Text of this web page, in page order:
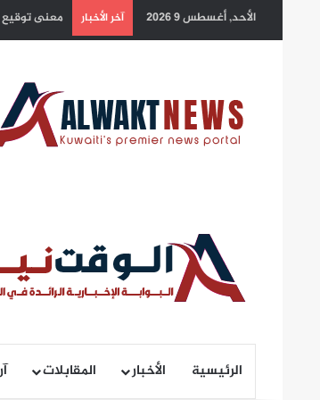
الأحد, أغسطس 9 2026 آخر الأخبار يد العطاء
الرئيسية الأخبار المقابلات